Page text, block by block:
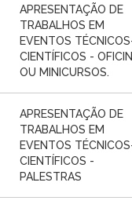
APRESENTAÇÃO DE
TRABALHOS EM
EVENTOS
CIENTÍFICOS -
OU MINICURSOS.
APRESENTAÇÃO DE
TRABALHOS EM
EVENTOS
CIENTÍFICOS -
PALESTRAS